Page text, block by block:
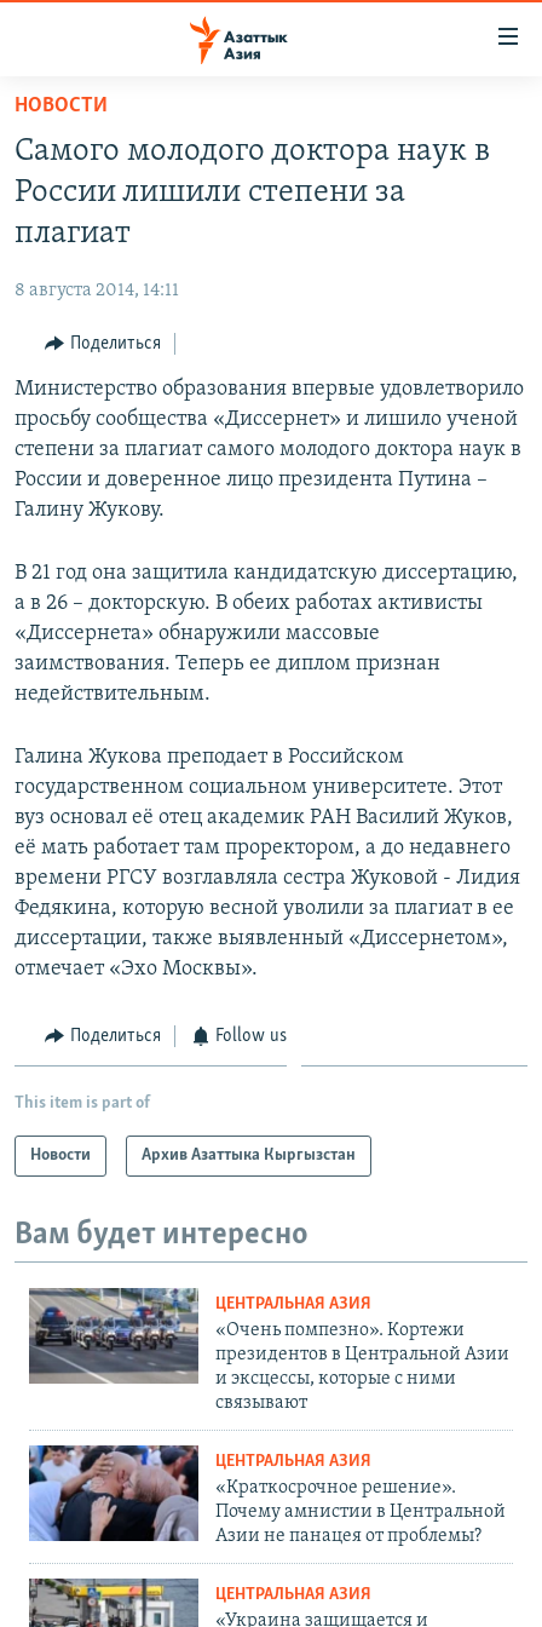
Вернуться
основному
содержанию
главной
навигации
Вернутся
поиску
ТАДЖИКИСТАН
ҚАЗАҚША
КЫРГЫЗЧА
ЎЗБЕКЧА
ТОҶИКӢ
TÜRKMENÇE
Все сайты РСЕ/РС
НОВОСТИ
Самого молодого доктора наук в
России лишили степени за
плагиат
8 августа 2014, 14:11
Поделиться
Министерство образования впервые удовлетворило
просьбу сообщества «Диссернет» и лишило ученой
степени за плагиат самого молодого доктора наук в
России и доверенное лицо президента Путина –
Галину Жукову.
В 21 год она защитила кандидатскую диссертацию,
а в 26 – докторскую. В обеих работах активисты
«Диссернета» обнаружили массовые
заимствования. Теперь ее диплом признан
недействительным.
Галина Жукова преподает в Российском
государственном социальном университете. Этот
вуз основал её отец академик РАН Василий Жуков,
её мать работает там проректором, а до недавнего
времени РГСУ возглавляла сестра Жуковой - Лидия
Федякина, которую весной уволили за плагиат в ее
диссертации, также выявленный «Диссернетом»,
отмечает «Эхо Москвы».
Поделиться Follow us
This item is part of
Новости Архив Азаттыка Кыргызстан
Вам будет интересно
ЦЕНТРАЛЬНАЯ АЗИЯ
«Очень помпезно». Кортежи
президентов в Центральной Азии
и эксцессы, которые с ними
связывают
ЦЕНТРАЛЬНАЯ АЗИЯ
«Краткосрочное решение».
Почему амнистии в Центральной
Азии не панацея от проблемы?
ЦЕНТРАЛЬНАЯ АЗИЯ
«Украина защищается и